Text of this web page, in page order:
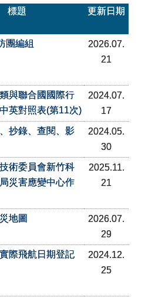
標題 更新日期
團編組
2026.07.
21
與聯合國國際行
英對照表(第11次)
2024.07.
17
抄錄、查閱、影
2024.05.
30
術委員會新竹科
災害應變中心作
2025.11.
21
地圖
2026.07.
29
際飛航日期登記
2024.12.
25